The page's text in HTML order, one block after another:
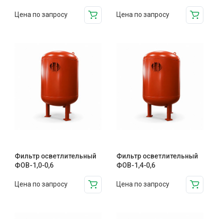
Цена по запросу Цена по запросу
Фильтр осветлительный
ФОВ-1,0-0,6
Цена по запросу
Фильтр осветлительный
ФОВ-1,4-0,6
Цена по запросу